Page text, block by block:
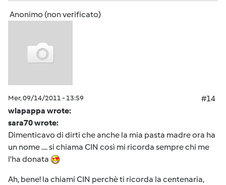
Anonimo (non verificato)
Mer, 09/14/2011 - 13:59
#14
wlapappa wrote:
sara70 wrote:
Dimenticavo di dirti che anche la mia pasta madre ora ha
un nome .... si chiama CIN così mi ricorda sempre chi me
l'ha donata
Ah, bene! la chiami CIN perchè ti ricorda la centenaria,